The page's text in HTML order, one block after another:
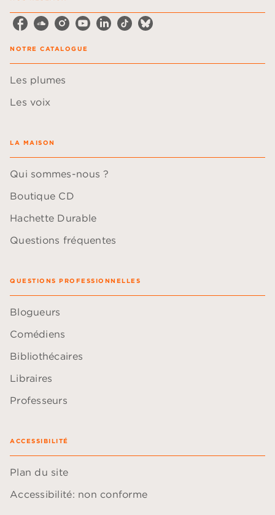
NOTRE CATALOGUE
Les plumes
Les voix
LA MAISON
Qui sommes-nous ?
Boutique CD
Hachette Durable
Questions fréquentes
QUESTIONS PROFESSIONNELLES
Blogueurs
Comédiens
Bibliothécaires
Libraires
Professeurs
ACCESSIBILITÉ
Plan du site
Accessibilité: non conforme